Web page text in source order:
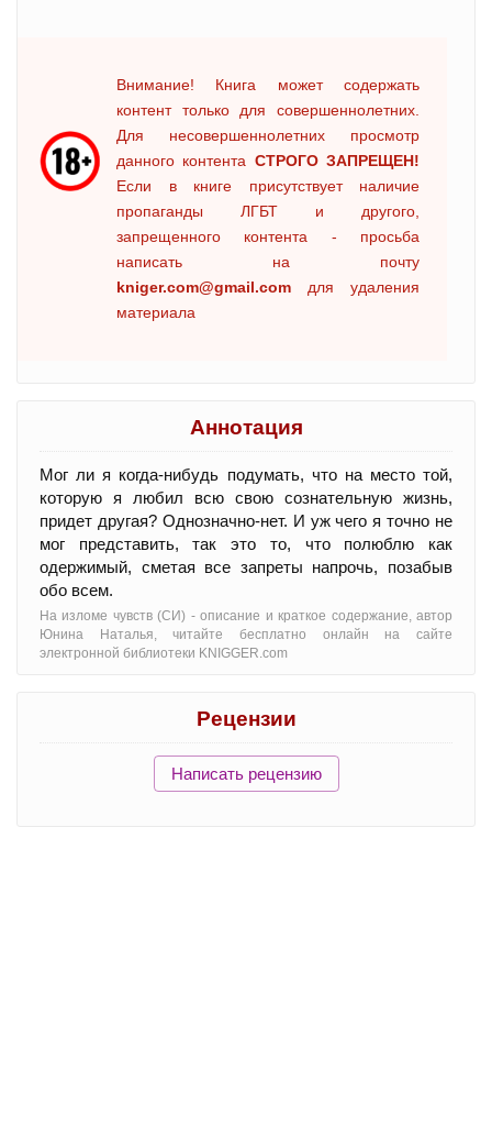
Внимание! Книга может содержать
контент только для совершеннолетних.
Для несовершеннолетних просмотр
данного контента СТРОГО ЗАПРЕЩЕН!
Если в книге присутствует наличие
пропаганды ЛГБТ и другого,
запрещенного контента - просьба
написать на почту
kniger.com@gmail.com для удаления
материала
Аннотация
Мог ли я когда-нибудь подумать, что на место той,
которую я любил всю свою сознательную жизнь,
придет другая? Однозначно-нет. И уж чего я точно не
мог представить, так это то, что полюблю как
одержимый, сметая все запреты напрочь, позабыв
обо всем.
На изломе чувств (СИ) - oписание и краткое содержание, автор
Юнина Наталья, читайте бесплатно онлайн на сайте
электронной библиотеки KNIGGER.com
Рецензии
Написать рецензию